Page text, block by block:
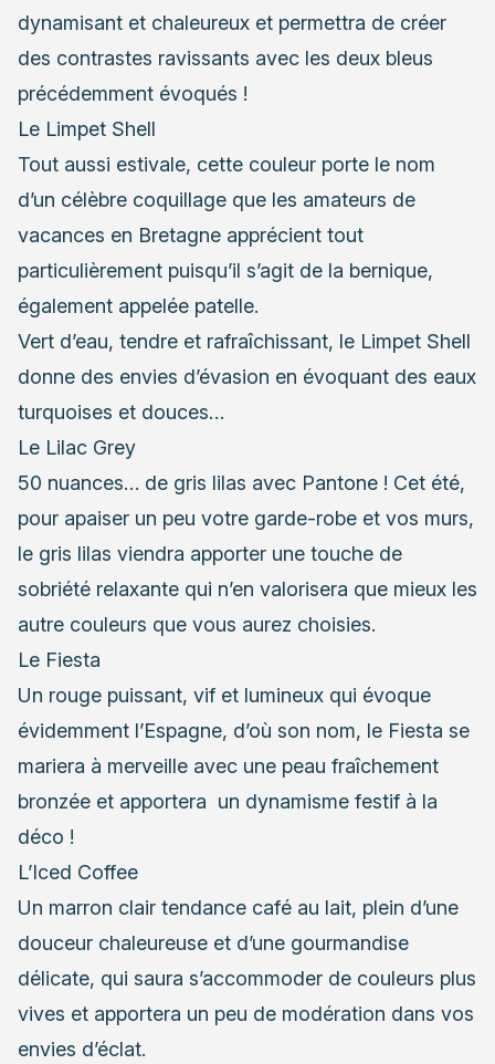
dynamisant et chaleureux et permettra de créer
des contrastes ravissants avec les deux bleus
précédemment évoqués !
Le Limpet Shell
Tout aussi estivale, cette couleur porte le nom
d’un célèbre coquillage que les amateurs de
vacances en Bretagne apprécient tout
particulièrement puisqu’il s’agit de la bernique,
également appelée patelle.
Vert d’eau, tendre et rafraîchissant, le Limpet Shell
donne des envies d’évasion en évoquant des eaux
turquoises et douces…
Le Lilac Grey
50 nuances… de gris lilas avec Pantone ! Cet été,
pour apaiser un peu votre garde-robe et vos murs,
le gris lilas viendra apporter une touche de
sobriété relaxante qui n’en valorisera que mieux les
autre couleurs que vous aurez choisies.
Le Fiesta
Un rouge puissant, vif et lumineux qui évoque
évidemment l’Espagne, d’où son nom, le Fiesta se
mariera à merveille avec une peau fraîchement
bronzée et apportera un dynamisme festif à la
déco !
L’Iced Coffee
Un marron clair tendance café au lait, plein d’une
douceur chaleureuse et d’une gourmandise
délicate, qui saura s’accommoder de couleurs plus
vives et apportera un peu de modération dans vos
envies d’éclat.